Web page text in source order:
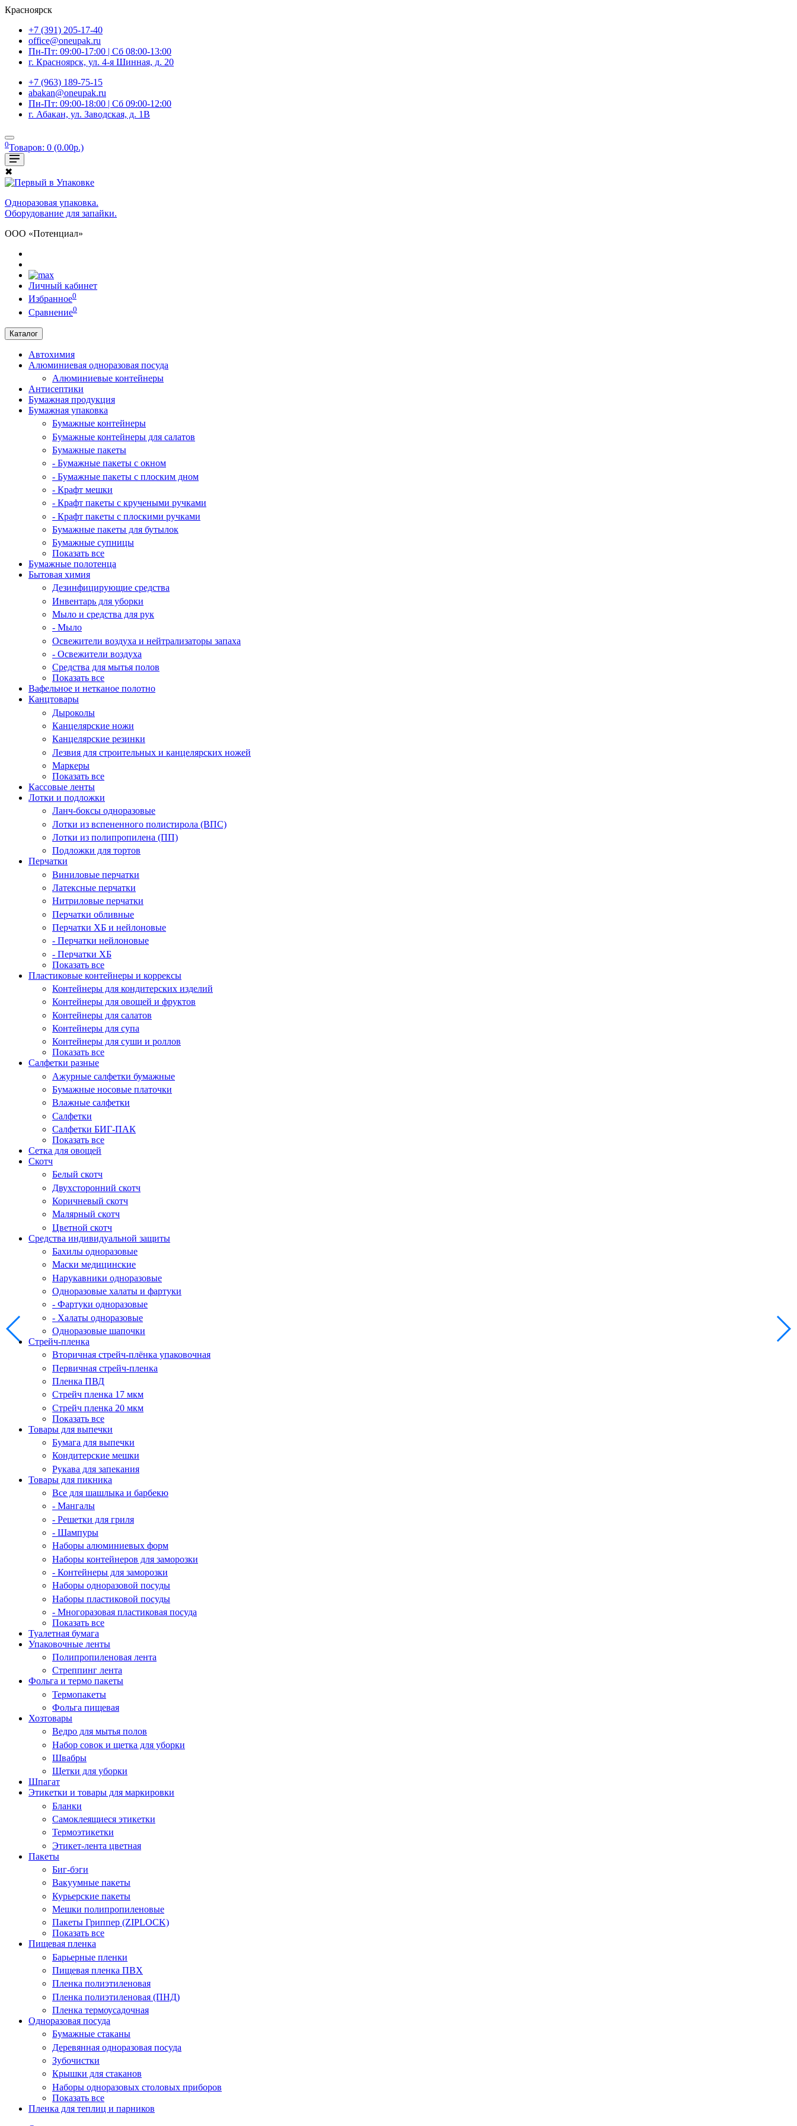
Красноярск
+7 (391) 205-17-40
office@oneupak.ru
Пн-Пт: 09:00-17:00 | Сб 08:00-13:00
г. Красноярск, ул. 4-я Шинная, д. 20
+7 (963) 189-75-15
abakan@oneupak.ru
Пн-Пт: 09:00-18:00 | Сб 09:00-12:00
г. Абакан, ул. Заводская, д. 1В
0Товаров: 0 (0.00р.)
✖
Одноразовая упаковка.
Оборудование для запайки.
ООО «Потенциал»
Личный кабинет
Избранное0
Сравнение0
Каталог
Автохимия
Алюминиевая одноразовая посуда
Алюминиевые контейнеры
Антисептики
Бумажная продукция
Бумажная упаковка
Бумажные контейнеры
Бумажные контейнеры для салатов
Бумажные пакеты
- Бумажные пакеты с окном
- Бумажные пакеты с плоским дном
- Крафт мешки
- Крафт пакеты с кручеными ручками
- Крафт пакеты с плоскими ручками
Бумажные пакеты для бутылок
Бумажные супницы
Показать все
Бумажные полотенца
Бытовая химия
Дезинфицирующие средства
Инвентарь для уборки
Мыло и средства для рук
- Мыло
Освежители воздуха и нейтрализаторы запаха
- Освежители воздуха
Средства для мытья полов
Показать все
Вафельное и нетканое полотно
Канцтовары
Дыроколы
Канцелярские ножи
Канцелярские резинки
Лезвия для строительных и канцелярских ножей
Маркеры
Показать все
Кассовые ленты
Лотки и подложки
Ланч-боксы одноразовые
Лотки из вспененного полистирола (ВПС)
Лотки из полипропилена (ПП)
Подложки для тортов
Перчатки
Виниловые перчатки
Латексные перчатки
Нитриловые перчатки
Перчатки обливные
Перчатки ХБ и нейлоновые
- Перчатки нейлоновые
- Перчатки ХБ
Показать все
Пластиковые контейнеры и коррексы
Контейнеры для кондитерских изделий
Контейнеры для овощей и фруктов
Контейнеры для салатов
Контейнеры для супа
Контейнеры для суши и роллов
Показать все
Салфетки разные
Ажурные салфетки бумажные
Бумажные носовые платочки
Влажные салфетки
Салфетки
Салфетки БИГ-ПАК
Показать все
Сетка для овощей
Скотч
Белый скотч
Двухсторонний скотч
Коричневый скотч
Малярный скотч
Цветной скотч
Средства индивидуальной защиты
Бахилы одноразовые
Маски медицинские
Нарукавники одноразовые
Одноразовые халаты и фартуки
- Фартуки одноразовые
- Халаты одноразовые
Одноразовые шапочки
Стрейч-пленка
Вторичная стрейч-плёнка упаковочная
Первичная стрейч-пленка
Пленка ПВД
Стрейч пленка 17 мкм
Стрейч пленка 20 мкм
Показать все
Товары для выпечки
Бумага для выпечки
Кондитерские мешки
Рукава для запекания
Товары для пикника
Все для шашлыка и барбекю
- Мангалы
- Решетки для гриля
- Шампуры
Наборы алюминиевых форм
Наборы контейнеров для заморозки
- Контейнеры для заморозки
Наборы одноразовой посуды
Наборы пластиковой посуды
- Многоразовая пластиковая посуда
Показать все
Туалетная бумага
Упаковочные ленты
Полипропиленовая лента
Стреппинг лента
Фольга и термо пакеты
Термопакеты
Фольга пищевая
Хозтовары
Ведро для мытья полов
Набор совок и щетка для уборки
Швабры
Щетки для уборки
Шпагат
Этикетки и товары для маркировки
Бланки
Самоклеящиеся этикетки
Термоэтикетки
Этикет-лента цветная
Пакеты
Биг-бэги
Вакуумные пакеты
Курьерские пакеты
Мешки полипропиленовые
Пакеты Гриппер (ZIPLOCK)
Показать все
Пищевая пленка
Барьерные пленки
Пищевая пленка ПВХ
Пленка полиэтиленовая
Пленка полиэтиленовая (ПНД)
Пленка термоусадочная
Одноразовая посуда
Бумажные стаканы
Деревянная одноразовая посуда
Зубочистки
Крышки для стаканов
Наборы одноразовых столовых приборов
Показать все
Пленка для теплиц и парников